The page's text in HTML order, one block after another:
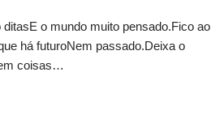
o mundo muito pensado.Fico ao
há futuroNem passado.Deixa o
coisas…